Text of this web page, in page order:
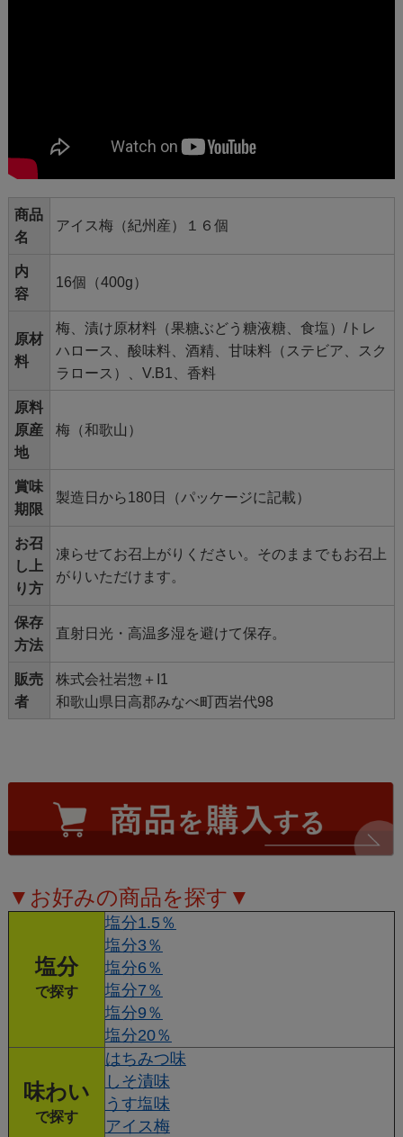
商品
名
アイス梅（紀州産）１６個
内
容
16個（400g）
原材
料
梅、漬け原材料（果糖ぶどう糖液糖、食塩）/トレ
ハロース、酸味料、酒精、甘味料（ステビア、スク
ラロース）、V.B1、香料
原料
原産
地
梅（和歌山）
賞味
期限
製造日から180日（パッケージに記載）
お召
し上
り方
凍らせてお召上がりください。そのままでもお召上
がりいただけます。
保存
方法
直射日光・高温多湿を避けて保存。
販売
者
株式会社岩惣＋I1
和歌山県日高郡みなべ町西岩代98
▼お好みの商品を探す▼
塩分
で探す
塩分1.5％
塩分3％
塩分6％
塩分7％
塩分9％
塩分20％
味わい
で探す
はちみつ味
しそ漬味
うす塩味
アイス梅